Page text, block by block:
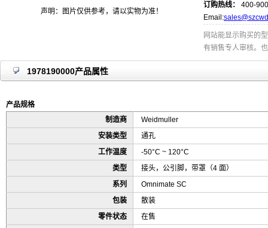
声明：图片仅供参考，请以实物为准！
订购热线：
400-
Email:
网站能显示购买的
有销售专人审核。
1978190000产品属性
产品规格
制造商
Weidmuller
安装类型
通孔
工作温度
-50°C ~ 120°C
类型
接头，公引脚，带罩（4 面）
系列
Omnimate SC
包装
散装
零件状态
在售